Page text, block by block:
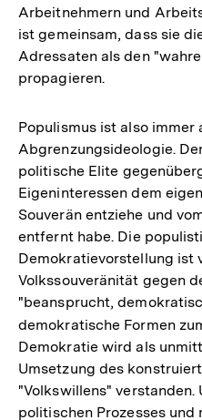
Arbeitnehmern und
ist gemeinsam, dass sie
Adressaten als den
propagieren.
Populismus ist also immer
Abgrenzungsideologie.
politische Elite
Eigeninteressen dem
Souverän entziehe und
entfernt habe. Die
Demokratievorstellung ist
Volkssouveränität gegen
"beansprucht,
demokratische Formen
Demokratie wird als
Umsetzung des
"Volkswillens"
politischen Prozesses und